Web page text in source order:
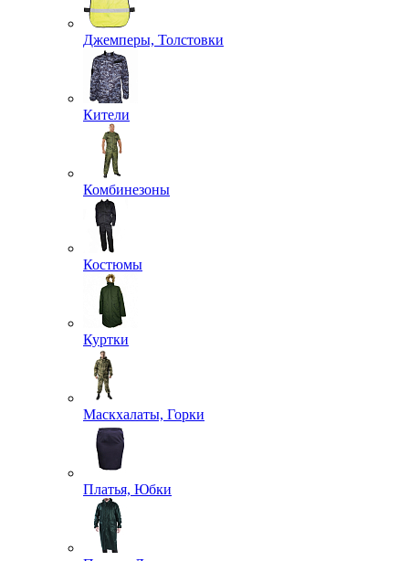
Хиты сезона
Распродажа
Хозяйственные принадлежности
Нательное белье